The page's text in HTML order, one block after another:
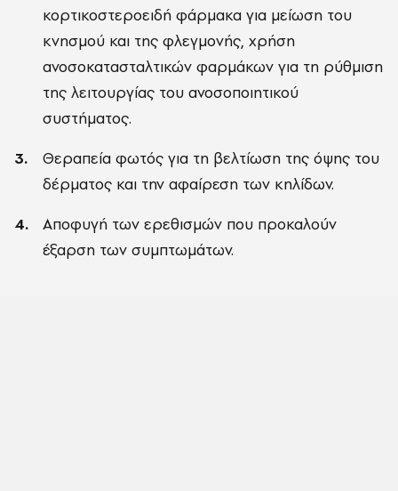
κορτικοστεροειδή φάρμακα για μείωση του
κνησμού και της φλεγμονής, χρήση
ανοσοκατασταλτικών φαρμάκων για τη ρύθμιση
της λειτουργίας του ανοσοποιητικού
συστήματος.
Θεραπεία φωτός για τη βελτίωση της όψης του
δέρματος και την αφαίρεση των κηλίδων.
Αποφυγή των ερεθισμών που προκαλούν
έξαρση των συμπτωμάτων.